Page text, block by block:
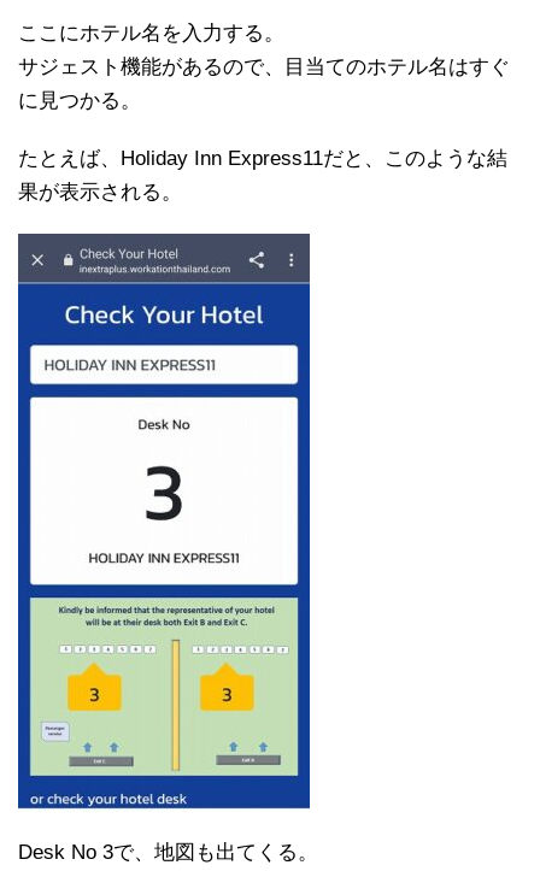
ここにホテル名を入力する。
サジェスト機能があるので、目当てのホテル名はすぐ
に見つかる。
たとえば、Holiday Inn Express11だと、このような結
果が表示される。
Desk No 3で、地図も出てくる。